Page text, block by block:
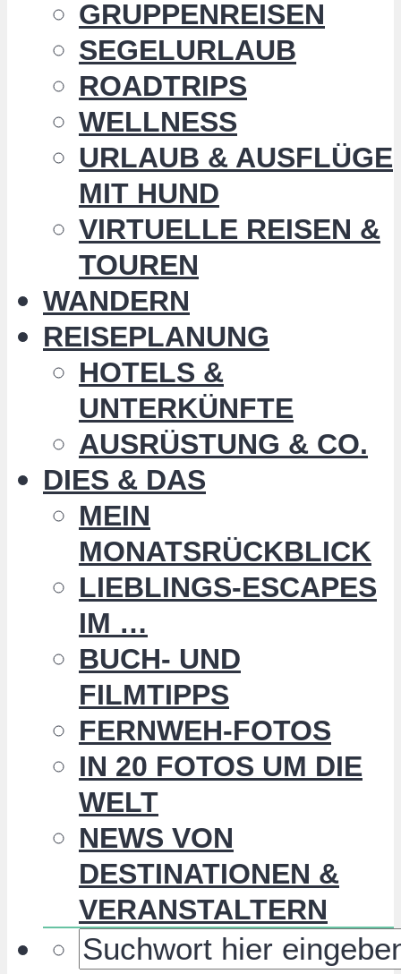
GRUPPENREISEN
SEGELURLAUB
ROADTRIPS
WELLNESS
URLAUB & AUSFLÜGE
MIT HUND
VIRTUELLE REISEN &
TOUREN
WANDERN
REISEPLANUNG
HOTELS &
UNTERKÜNFTE
AUSRÜSTUNG & CO.
DIES & DAS
MEIN
MONATSRÜCKBLICK
LIEBLINGS-ESCAPES
IM …
BUCH- UND
FILMTIPPS
FERNWEH-FOTOS
IN 20 FOTOS UM DIE
WELT
NEWS VON
DESTINATIONEN &
VERANSTALTERN